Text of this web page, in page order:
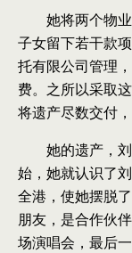
她将两个物业
子女留下若干款
托有限公司管理
费。之所以采取
将遗产尽数交付
她的遗产，刘
始，她就认识了
全港，使她摆脱
朋友，是合作伙
场演唱会，最后